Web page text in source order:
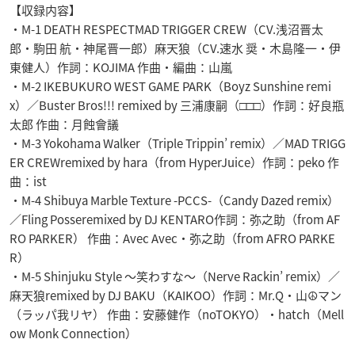
【収録内容】
・M-1 DEATH RESPECTMAD TRIGGER CREW（CV.浅沼晋太
郎・駒田 航・神尾晋一郎）麻天狼（CV.速水 奨・木島隆一・伊
東健人）作詞：KOJIMA 作曲・編曲：山嵐
・M-2 IKEBUKURO WEST GAME PARK（Boyz Sunshine remi
x）／Buster Bros!!! remixed by 三浦康嗣（□□□）作詞：好良瓶
太郎 作曲：月蝕會議
・M-3 Yokohama Walker（Triple Trippin’ remix）／MAD TRIGG
ER CREWremixed by hara（from HyperJuice）作詞：peko 作
曲：ist
・M-4 Shibuya Marble Texture -PCCS-（Candy Dazed remix）
／Fling Posseremixed by DJ KENTARO作詞：弥之助（from AF
RO PARKER） 作曲：Avec Avec・弥之助（from AFRO PARKE
R）
・M-5 Shinjuku Style 〜笑わすな〜（Nerve Rackin’ remix）／
麻天狼remixed by DJ BAKU（KAIKOO）作詞：Mr.Q・山☮マン
（ラッパ我リヤ） 作曲：安藤健作（noTOKYO）・hatch（Mell
ow Monk Connection）